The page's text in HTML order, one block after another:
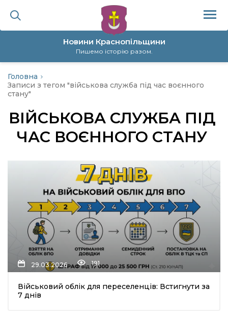
Новини Краснопільщини
Пишемо історію разом.
політика
Головна
Записи з тегом "військова служба під час воєнного
стану"
ВІЙСЬКОВА СЛУЖБА ПІД
ЧАС ВОЄННОГО СТАНУ
29.03.2026 191
Військовий облік для переселенців: Встигнути за
7 днів